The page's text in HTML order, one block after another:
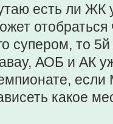
есть ли ЖК
супером, то
АОБ и АК
если
какое